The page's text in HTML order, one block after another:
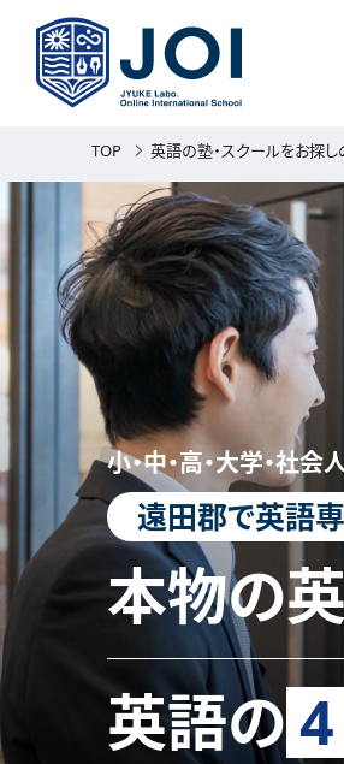
TOP 英語の塾・スクールをお探し
小・中・高・大学・社会
遠田郡で英語
本物の
英語の4